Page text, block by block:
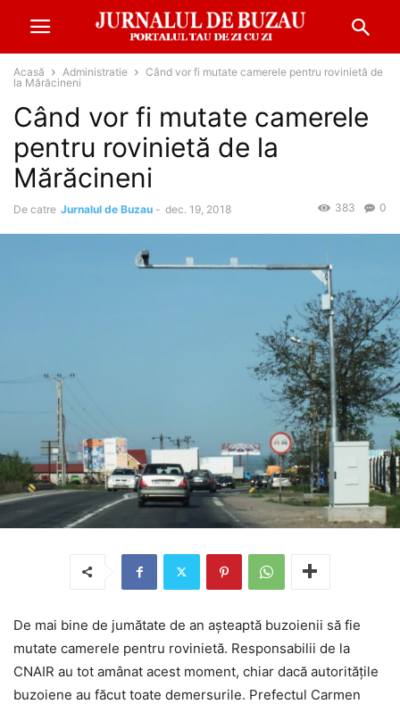
Acasă Administratie
Când vor fi mutate camerele pentru rovinietă de
la Mărăcineni
Când vor fi mutate camerele
pentru rovinietă de la
Mărăcineni
De catre Jurnalul de Buzau - dec. 19, 2018 0
383
De mai bine de jumătate de an așteaptă buzoienii să fie
mutate camerele pentru rovinietă. Responsabilii de la
CNAIR au tot amânat acest moment, chiar dacă autoritățile
buzoiene au făcut toate demersurile. Prefectul Carmen